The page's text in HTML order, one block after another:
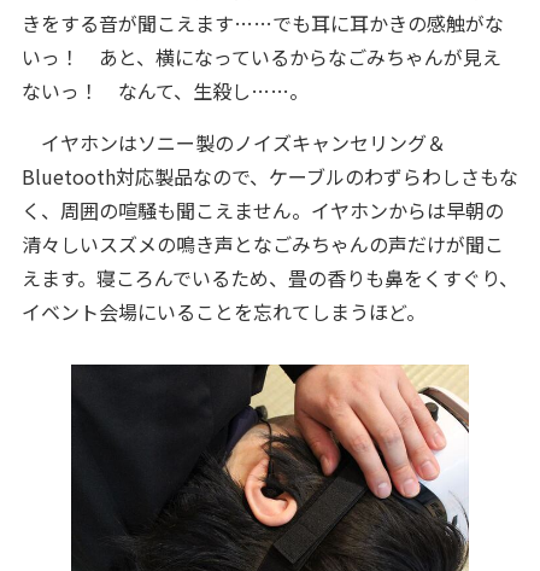
きをする音が聞こえます……でも耳に耳かきの感触がな
いっ！ あと、横になっているからなごみちゃんが見え
ないっ！ なんて、生殺し……。
イヤホンはソニー製のノイズキャンセリング＆
Bluetooth対応製品なので、ケーブルのわずらわしさもな
く、周囲の喧騒も聞こえません。イヤホンからは早朝の
清々しいスズメの鳴き声となごみちゃんの声だけが聞こ
えます。寝ころんでいるため、畳の香りも鼻をくすぐり、
イベント会場にいることを忘れてしまうほど。